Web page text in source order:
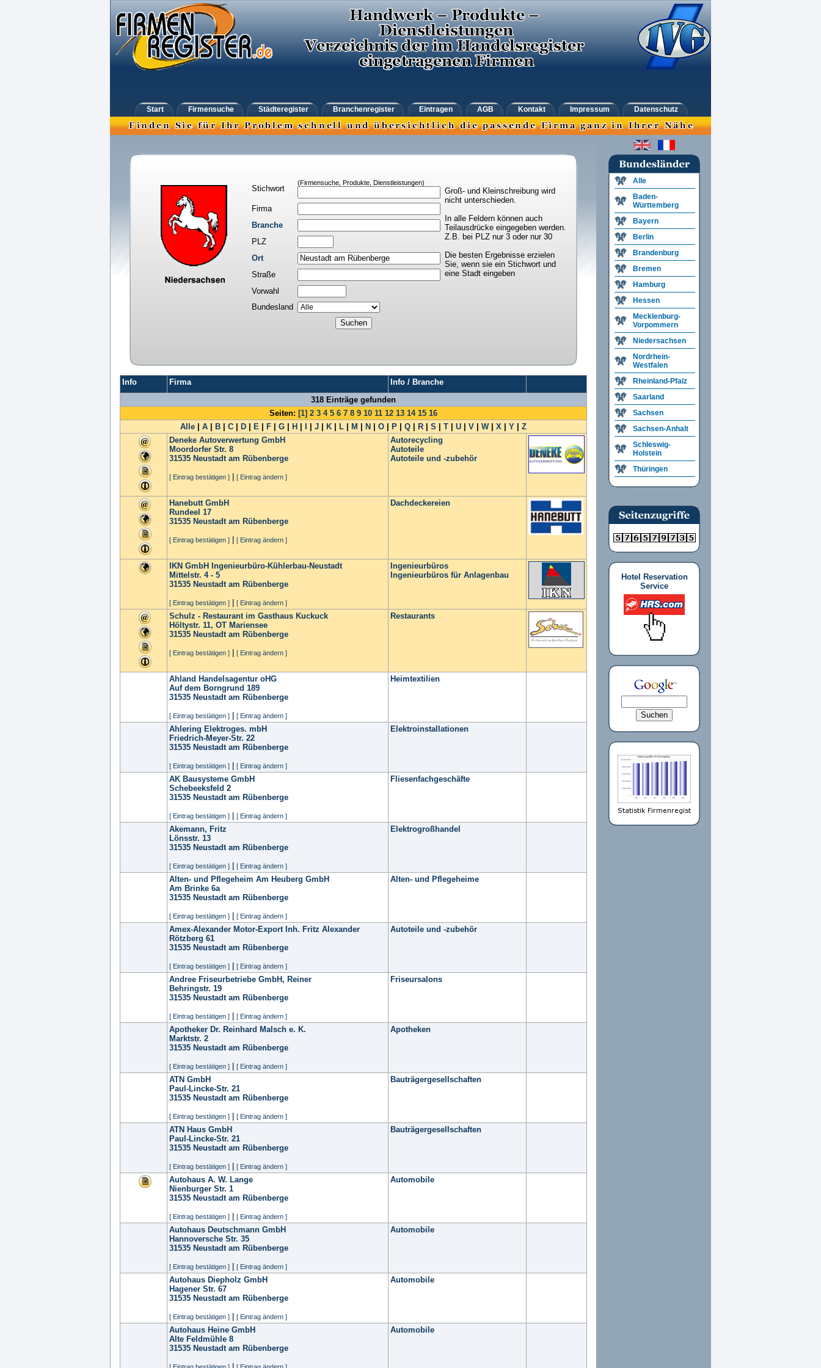
Start Firmensuche Städteregister Branchenregister Eintragen AGB Kontakt Impressum Datenschutz
Stichwort
(Firmensuche, Produkte, Dienstleistungen)
Groß- und Kleinschreibung wird
nicht unterschieden.
In alle Feldern können auch
Teilausdrücke eingegeben werden.
Z.B. bei PLZ nur 3 oder nur 30
Die besten Ergebnisse erzielen
Sie, wenn sie ein Stichwort und
eine Stadt eingeben
Firma
Branche
PLZ
Ort
Straße
Vorwahl
Bundesland
Info Firma
Info / Branche
318 Einträge gefunden
Seiten: [1] 2 3 4 5 6 7 8 9 10 11 12 13 14 15 16
Alle
A B C D E F G H J K L M N O P Q R S T U V W| X Y
Z
Deneke Autoverwertung GmbH
Moordorfer Str. 8
31535 Neustadt am Rübenberge
[ Eintrag bestätigen ] [ Eintrag ändern ]
Autorecycling
Autoteile
Autoteile und -zubehör
Hanebutt GmbH
Rundeel 17
31535 Neustadt am Rübenberge
[ Eintrag bestätigen ] [ Eintrag ändern ]
Dachdeckereien
IKN GmbH Ingenieurbüro-Kühlerbau-Neustadt
Mittelstr. 4 - 5
31535 Neustadt am Rübenberge
[ Eintrag bestätigen ] [ Eintrag ändern ]
Ingenieurbüros
Ingenieurbüros für Anlagenbau
Schulz - Restaurant im Gasthaus Kuckuck
Höltystr. 11, OT Mariensee
31535 Neustadt am Rübenberge
[ Eintrag bestätigen ] [ Eintrag ändern ]
Restaurants
Ahland Handelsagentur oHG
Auf dem Borngrund 189
31535 Neustadt am Rübenberge
[ Eintrag bestätigen ] [ Eintrag ändern ]
Heimtextilien
Ahlering Elektroges. mbH
Friedrich-Meyer-Str. 22
31535 Neustadt am Rübenberge
[ Eintrag bestätigen ] [ Eintrag ändern ]
Elektroinstallationen
AK Bausysteme GmbH
Schebeeksfeld 2
31535 Neustadt am Rübenberge
[ Eintrag bestätigen ] [ Eintrag ändern ]
Fliesenfachgeschäfte
Akemann, Fritz
Lönsstr. 13
31535 Neustadt am Rübenberge
[ Eintrag bestätigen ] [ Eintrag ändern ]
Elektrogroßhandel
Alten- und Pflegeheim Am Heuberg GmbH
Am Brinke 6a
31535 Neustadt am Rübenberge
[ Eintrag bestätigen ] [ Eintrag ändern ]
Alten- und Pflegeheime
Amex-Alexander Motor-Export Inh. Fritz Alexander
Rötzberg 61
31535 Neustadt am Rübenberge
[ Eintrag bestätigen ] [ Eintrag ändern ]
Autoteile und -zubehör
Andree Friseurbetriebe GmbH, Reiner
Behringstr. 19
31535 Neustadt am Rübenberge
[ Eintrag bestätigen ] [ Eintrag ändern ]
Friseursalons
Apotheker Dr. Reinhard Malsch e. K.
Marktstr. 2
31535 Neustadt am Rübenberge
[ Eintrag bestätigen ] [ Eintrag ändern ]
Apotheken
ATN GmbH
Paul-Lincke-Str. 21
31535 Neustadt am Rübenberge
[ Eintrag bestätigen ] [ Eintrag ändern ]
Bauträgergesellschaften
ATN Haus GmbH
Paul-Lincke-Str. 21
31535 Neustadt am Rübenberge
[ Eintrag bestätigen ] [ Eintrag ändern ]
Bauträgergesellschaften
Autohaus A. W. Lange
Nienburger Str. 1
31535 Neustadt am Rübenberge
[ Eintrag bestätigen ] [ Eintrag ändern ]
Automobile
Autohaus Deutschmann GmbH
Hannoversche Str. 35
31535 Neustadt am Rübenberge
[ Eintrag bestätigen ] [ Eintrag ändern ]
Automobile
Autohaus Diepholz GmbH
Hagener Str. 67
31535 Neustadt am Rübenberge
[ Eintrag bestätigen ] [ Eintrag ändern ]
Automobile
Autohaus Heine GmbH
Alte Feldmühle 8
31535 Neustadt am Rübenberge
Automobile
Alle
Baden-
Württemberg
Bayern
Berlin
Brandenburg
Bremen
Hamburg
Hessen
Mecklenburg-
Vorpommern
Niedersachsen
Nordrhein-
Westfalen
Rheinland-Pfalz
Saarland
Sachsen
Sachsen-Anhalt
Schleswig-
Holstein
Thüringen
Hotel Reservation
Service